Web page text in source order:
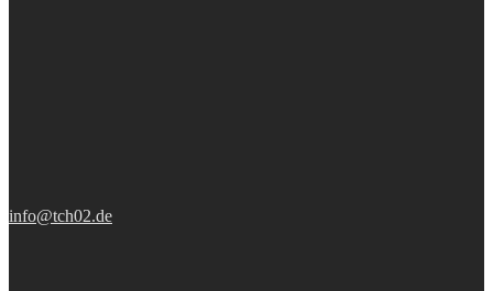
info@tch02.de